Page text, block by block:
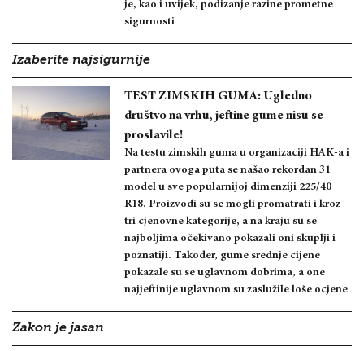
je, kao i uvijek, podizanje razine prometne
sigurnosti
Izaberite najsigurnije
TEST ZIMSKIH GUMA: Ugledno
društvo na vrhu, jeftine gume nisu se
proslavile!
Na testu zimskih guma u organizaciji HAK-a i
partnera ovoga puta se našao rekordan 31
model u sve popularnijoj dimenziji 225/40
R18. Proizvodi su se mogli promatrati i kroz
tri cjenovne kategorije, a na kraju su se
najboljima očekivano pokazali oni skuplji i
poznatiji. Također, gume srednje cijene
pokazale su se uglavnom dobrima, a one
najjeftinije uglavnom su zaslužile loše ocjene
Zakon je jasan